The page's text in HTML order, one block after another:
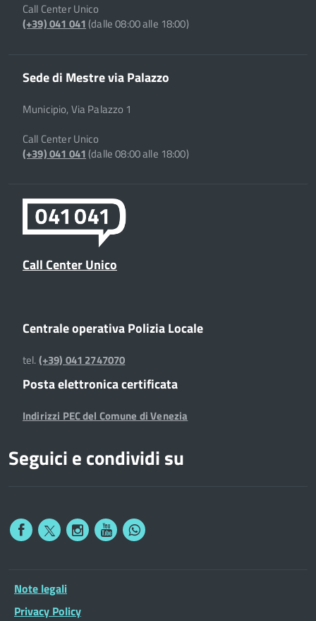
Call Center Unico
(+39) 041 041(dalle 08:00 alle 18:00)
Sede di Mestre via Palazzo
Municipio, Via Palazzo 1
Call Center Unico
(+39) 041 041(dalle 08:00 alle 18:00)
Call Center Unico
Centrale operativa Polizia Locale
tel.(+39) 041 2747070
Posta elettronica certificata
Indirizzi PEC del Comune di Venezia
Seguici e condividi su
Note legali
Privacy Policy